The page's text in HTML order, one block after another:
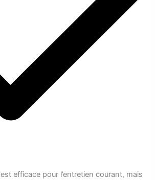
est efficace pour l’entretien courant, mais